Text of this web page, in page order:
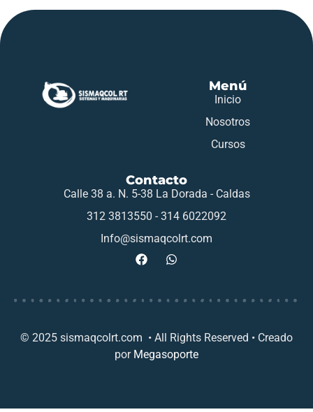
Menú
Inicio
Nosotros
Cursos
Contacto
Calle 38 a. N. 5-38 La Dorada - Caldas
312 3813550 - 314 6022092
Info@sismaqcolrt.com
© 2025 sismaqcolrt.com • All Rights Reserved • Creado
por Megasoporte